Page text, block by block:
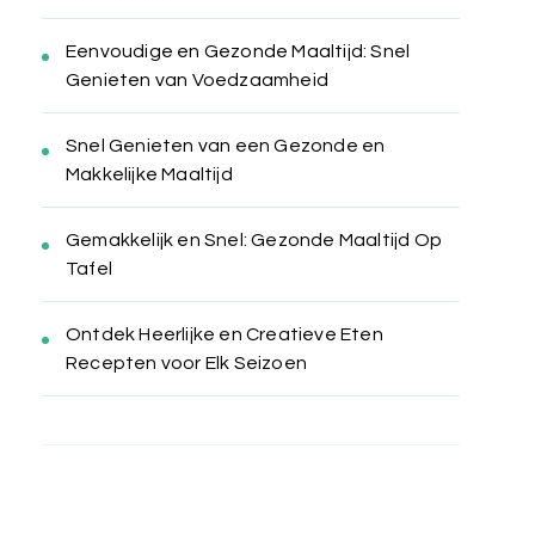
Eenvoudige en Gezonde Maaltijd: Snel
Genieten van Voedzaamheid
Snel Genieten van een Gezonde en
Makkelijke Maaltijd
Gemakkelijk en Snel: Gezonde Maaltijd Op
Tafel
Ontdek Heerlijke en Creatieve Eten
Recepten voor Elk Seizoen